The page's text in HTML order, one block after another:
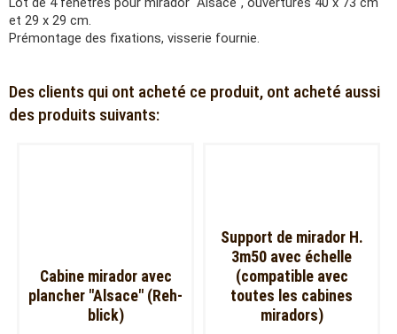
et 29 x 29 cm.
Prémontage des fixations, visserie fournie.
Des clients qui ont acheté ce produit, ont acheté aussi
des produits suivants:
Cabine mirador avec
plancher "Alsace" (Reh-
blick)
Support de mirador H.
3m50 avec échelle
(compatible avec
toutes les cabines
miradors)